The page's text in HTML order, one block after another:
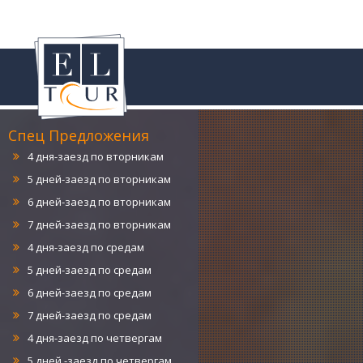
Спец Предложения
4 дня-заезд по понедельникам
5 дней-заезд по понедельникам
6 дней-заезд по понедельникам
7 дней-заезд по понедельникам
4 дня-заезд по вторникам